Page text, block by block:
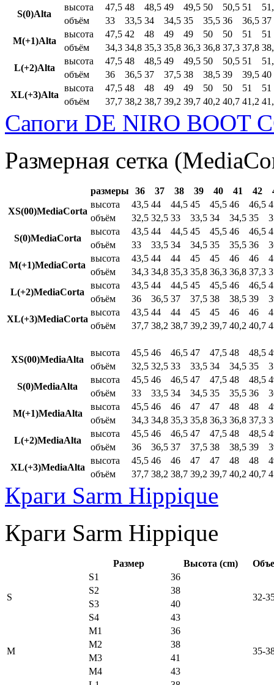
S(0)Alta
высота 47,5 48 48,5 49 49,5 50 50,5 51
объём
33 33,5 34 34,5 35 35,5 36 36,5 37
M(+1)Alta
высота 47,5 42 48 49 49 50 50 51
51
объём
34,3 34,8 35,3 35,8 36,3 36,8 37,3 37,8
L(+2)Alta
высота 47,5 48 48,5 49 49,5 50 50,5 51
объём
36 36,5 37 37,5 38 38,5 39 39,5 40
XL(+3)Alta
высота 47,5 48 48 49 49 50 50 51
51
объём
37,7 38,2 38,7 39,2 39,7 40,2 40,7 41,2
Сапоги DE NIRO BOOT
Размерная сетка
размеры 36 37 38 39 40 41 42
XS(00)MediaCorta
высота 43,5 44 44,5 45 45,5 46 46,5
объём
32,5 32,5 33 33,5 34 34,5 35
S(0)MediaCorta
высота 43,5 44 44,5 45 45,5 46 46,5
объём
33 33,5 34 34,5 35 35,5 36
M(+1)MediaCorta
высота 43,5 44 44 45 45 46 46
объём
34,3 34,8 35,3 35,8 36,3 36,8 37,3
L(+2)MediaCorta
высота 43,5 44 44,5 45 45,5 46 46,5
объём
36 36,5 37 37,5 38 38,5 39
XL(+3)MediaCorta
высота 43,5 44 44 45 45 46 46
объём
37,7 38,2 38,7 39,2 39,7 40,2 40,7
XS(00)MediaAlta
высота 45,5 46 46,5 47 47,5 48 48,5
объём
32,5 32,5 33 33,5 34 34,5 35
S(0)MediaAlta
высота 45,5 46 46,5 47 47,5 48 48,5
объём
33 33,5 34 34,5 35 35,5 36
M(+1)MediaAlta
высота 45,5 46 46 47 47 48 48
объём
34,3 34,8 35,3 35,8 36,3 36,8 37,3
L(+2)MediaAlta
высота 45,5 46 46,5 47 47,5 48 48,5
объём
36 36,5 37 37,5 38 38,5 39
XL(+3)MediaAlta
высота 45,5 46 46 47 47 48 48
объём
37,7 38,2 38,7 39,2 39,7 40,2 40,7
Краги Sarm Hippique
Краги Sarm Hippique
Размер Высота (cm)
S
S1
36
32-
S2
38
S3
40
S4
43
M
M1
36
35-
M2
38
M3
41
M4
43